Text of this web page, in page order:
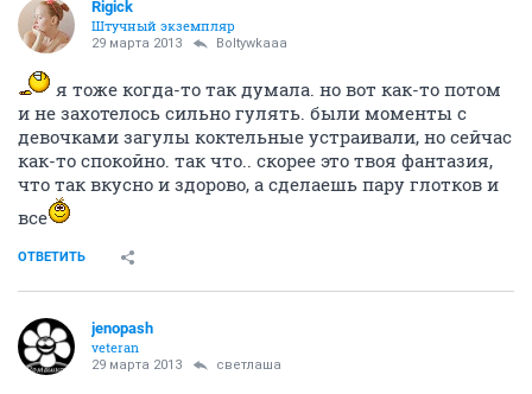
Rigick
Штучный экземпляр
29 марта 2013 Boltywkaaa
я тоже когда-то так думала. но вот как-то потом
и не захотелось сильно гулять. были моменты с
девочками загулы коктельные устраивали, но сейчас
как-то спокойно. так что.. скорее это твоя фантазия,
что так вкусно и здорово, а сделаешь пару глотков и
все
ОТВЕТИТЬ
jenopash
veteran
29 марта 2013 светлаша